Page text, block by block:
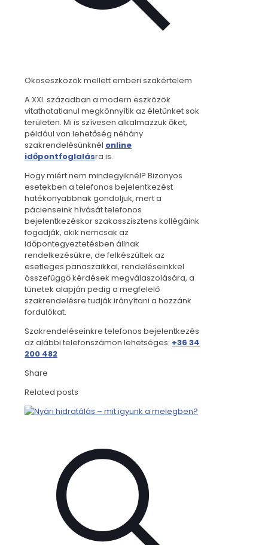
Okoseszközök mellett emberi szakértelem
A XXI. században a modern eszközök
vitathatatlanul megkönnyítik az életünket sok
területen. Mi is szívesen alkalmazzuk őket,
például van lehetőség néhány
szakrendelésünknél online
időpontfoglalásra is.
Hogy miért nem mindegyiknél? Bizonyos
esetekben a telefonos bejelentkezést
hatékonyabbnak gondoljuk, mert a
pácienseink hívását telefonos
bejelentkezéskor szakasszisztens kollégáink
fogadják, akik nemcsak az
időpontegyeztetésben állnak
rendelkezésükre, de felkészültek az
esetleges panaszaikkal, rendeléseinkkel
összefüggő kérdések megválaszolására, a
tünetek alapján pedig a megfelelő
szakrendelésre tudják irányítani a hozzánk
fordulókat.
Szakrendeléseinkre telefonos bejelentkezés
az alábbi telefonszámon lehetséges: +36 34
200 482
Share
Related posts